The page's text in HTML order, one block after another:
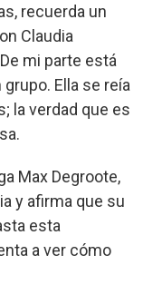
recuerda un
Claudia
mi parte está
Ella se reía
la verdad que es
Max Degroote,
y afirma que su
esta
a ver cómo